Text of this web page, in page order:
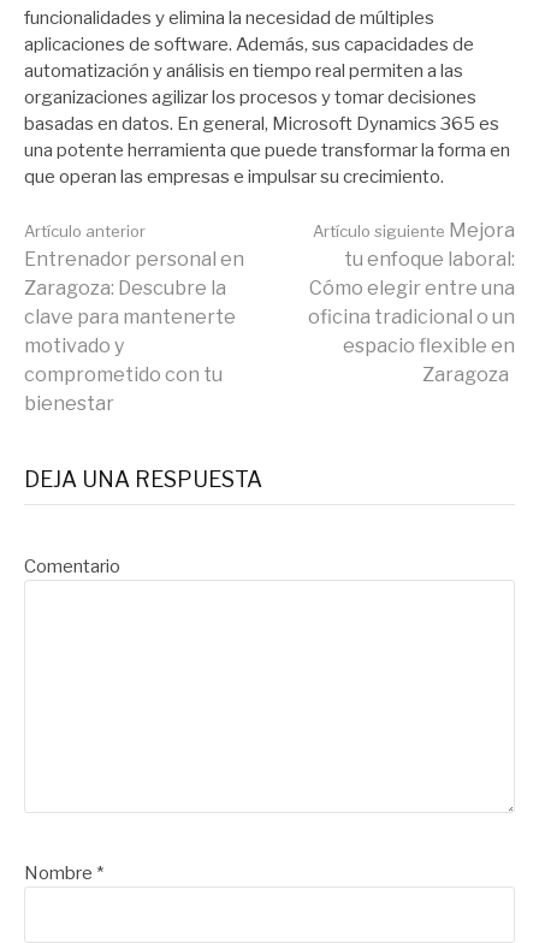
funcionalidades y elimina la necesidad de múltiples
aplicaciones de software. Además, sus capacidades de
automatización y análisis en tiempo real permiten a las
organizaciones agilizar los procesos y tomar decisiones
basadas en datos. En general, Microsoft Dynamics 365 es
una potente herramienta que puede transformar la forma en
que operan las empresas e impulsar su crecimiento.
Seguir
leyendo
Artículo anterior
Entrenador personal en
Zaragoza: Descubre la
clave para mantenerte
motivado y
comprometido con tu
bienestar
Artículo siguiente Mejora
tu enfoque laboral:
Cómo elegir entre una
oficina tradicional o un
espacio flexible en
Zaragoza
DEJA UNA RESPUESTA
Comentario
Nombre *